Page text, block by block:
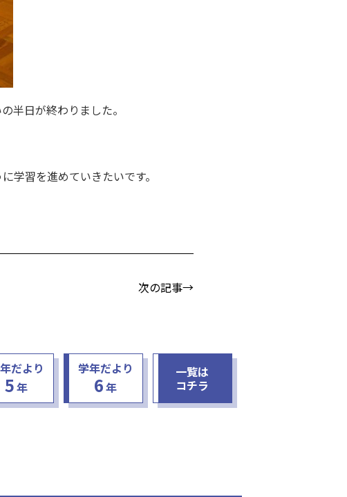
半日が終わりました。
学習を進めていきたいです。
次の記事→
だより
5年
学年だより
6年
一覧は
コチラ